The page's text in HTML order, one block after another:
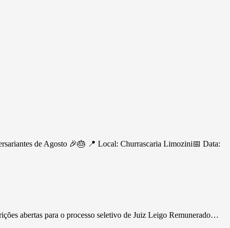
de Agosto 🎉🎂 📍 Local: Churrascaria Limozini📅 Data:
abertas para o processo seletivo de Juiz Leigo Remunerado…